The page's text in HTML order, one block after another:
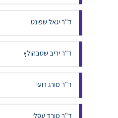
ד"ר דור גולומב
ד"ר דניאל סעידיאן
ד"ר יגאל שפונט
ד"ר יריב שטבהולץ